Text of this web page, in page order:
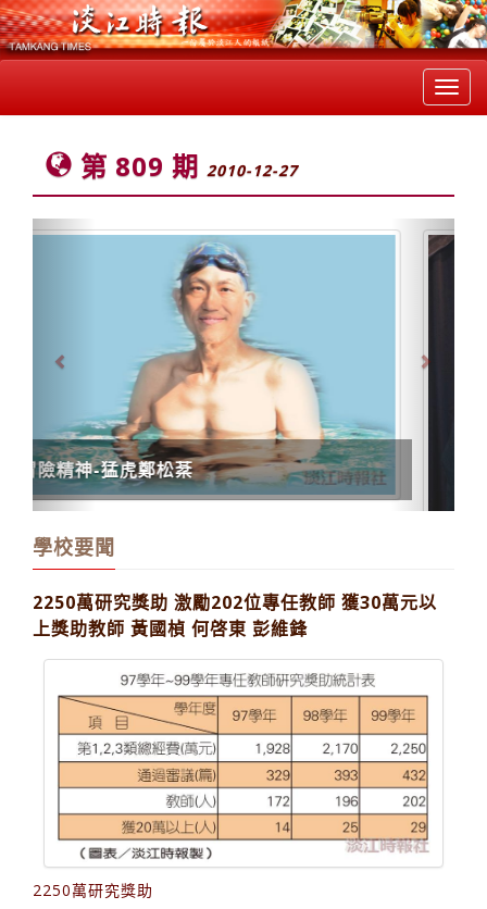
第 809 期 2010-12-27
電機百餘師生祝福余繁榮退
Previous Next
2250萬研究獎助 激勵202位專任教師 獲30萬元以
上獎助教師 黃國楨 何啓東 彭維鋒